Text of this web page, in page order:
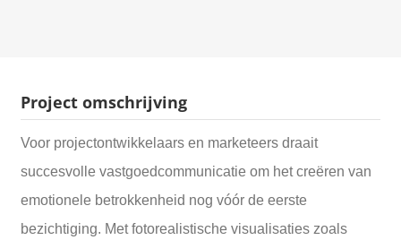
Project omschrijving
Voor projectontwikkelaars en marketeers draait
succesvolle vastgoedcommunicatie om het creëren van
emotionele betrokkenheid nog vóór de eerste
bezichtiging. Met fotorealistische visualisaties zoals